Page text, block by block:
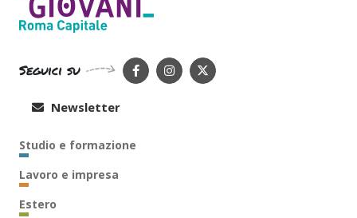
Seguici su
Newsletter
Studio e formazione
Lavoro e impresa
Estero